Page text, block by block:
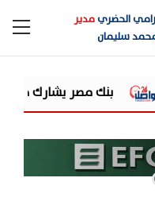
رامي الحضريمدير
سليمان
"اليوم العالمي